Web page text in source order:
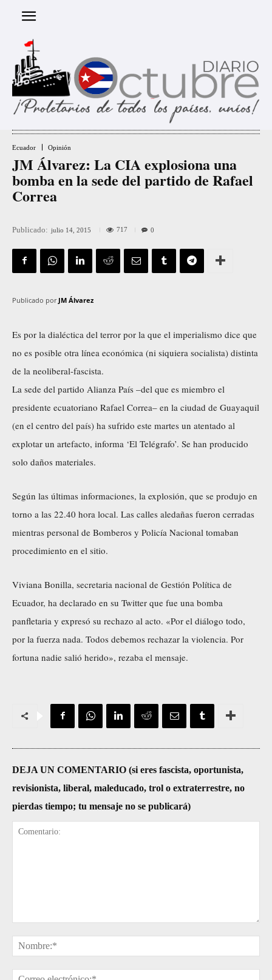
Ecuador Opinión
JM Álvarez: La CIA explosiona una
bomba en la sede del partido de Rafael
Correa
Publicado: julio 14, 2015 717 0
Publicado por JM Álvarez
Es por la dialéctica del terror por la que el imperialismo dice que
no es posible otra línea económica (ni siquiera socialista) distinta
de la neoliberal-fascista.
La sede del partido Alianza País –del que es miembro el
presidente ecuatoriano Rafael Correa– en la ciudad de Guayaquil
(en el centro del país) ha sufrido este martes un atentado al
explotar un artefacto, informa ‘El Telégrafo’. Se han producido
solo daños materiales.
Según las últimas informaciones, la explosión, que se produjo en
torno a las 22.40 hora local. Las calles aledañas fueron cerradas
mientras personal de Bomberos y Policía Nacional tomaban
procedimiento en el sitio.
Viviana Bonilla, secretaria nacional de Gestión Política de
Ecuador, ha declarado en su Twitter que fue una bomba
panfletaria y expresó su rechazo al acto. «Por el diálogo todo,
por la fuerza nada. Todos debemos rechazar la violencia. Por
fortuna nadie salió herido», rezaba el mensaje.
DEJA UN COMENTARIO (si eres fascista, oportunista,
revisionista, liberal, maleducado, trol o extraterrestre, no
pierdas tiempo; tu mensaje no se publicará)